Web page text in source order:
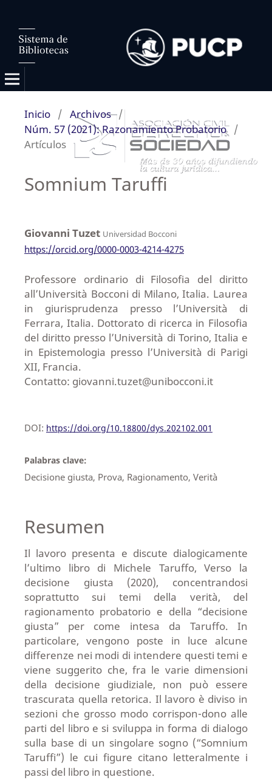
Inicio / Archivos /
Núm. 57 (2021): Razonamiento Probatorio /
Artículos
Somnium Taruffi
Giovanni Tuzet Universidad Bocconi
https://orcid.org/0000-0003-4214-4275
Professore ordinario di Filosofia del diritto
all’Università Bocconi di Milano, Italia. Laurea
in giurisprudenza presso l’Università di
Ferrara, Italia. Dottorato di ricerca in Filosofia
del diritto presso l’Università di Torino, Italia e
in Epistemologia presso l’Università di Parigi
XII, Francia.
Contatto: giovanni.tuzet@unibocconi.it
DOI: https://doi.org/10.18800/dys.202102.001
Palabras clave:
Decisione giusta, Prova, Ragionamento, Verità
Resumen
Il lavoro presenta e discute dialogicamente
l’ultimo libro di Michele Taruffo, Verso la
decisione giusta (2020), concentrandosi
soprattutto sui temi della verità, del
ragionamento probatorio e della “decisione
giusta” per come intesa da Taruffo. In
particolare, vengono poste in luce alcune
differenze nei modi di intendere questi temi e
viene suggerito che, fra le varie dimensioni
della decisione giudiziale, non può essere
trascurata quella retorica. Il lavoro è diviso in
sezioni che grosso modo corrispon-dono alle
parti del libro e si sviluppa in forma di dialogo
sulla base di un singolare sogno (“Somnium
Taruffi”) le cui figure citano letteralmente i
passi del libro in questione.